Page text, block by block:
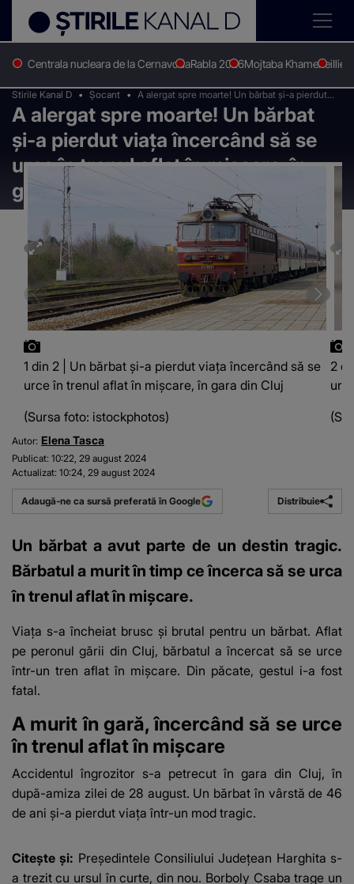
Centrala nucleara de la CernavodaRabla 2026Mojtaba KhameneiIlie
Stirile Kanal D Șocant
A alergat spre moarte! Un bărbat și-a pierdut
viața încercând să se urce în trenul aflat în
mișcare, în gara din Cluj
A alergat spre moarte! Un bărbat
și-a pierdut viața încercând să se
urce în trenul aflat în mișcare, în
gara din Cluj
1 din 2 | Un bărbat și-a pierdut viața încercând să se
urce în trenul aflat în mișcare, în gara din Cluj
(Sursa foto: istockphotos)
2
Autor: Elena Tasca
Publicat: 10:22, 29 august 2024
Actualizat: 10:24, 29 august 2024
Adaugă-ne ca sursă preferată în Google Distribuie
Un bărbat a avut parte de un destin tragic.
Bărbatul a murit în timp ce încerca să se urca
în trenul aflat în mișcare.
Viața s-a încheiat brusc și brutal pentru un bărbat. Aflat
pe peronul gării din Cluj, bărbatul a încercat să se urce
într-un tren aflat în mișcare. Din păcate, gestul i-a fost
fatal.
A murit în gară, încercând să se urce
în trenul aflat în mișcare
Accidentul îngrozitor s-a petrecut în gara din Cluj, în
după-amiza zilei de 28 august. Un bărbat în vârstă de 46
de ani și-a pierdut viața într-un mod tragic.
Citește și: Președintele Consiliului Județean Harghita s-
a trezit cu ursul în curte, din nou. Borboly Csaba trage un